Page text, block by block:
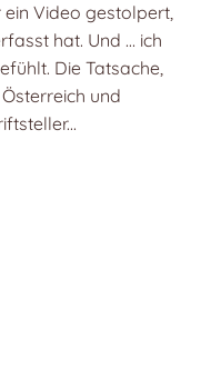
Video gestolpert,
hat. Und … ich
Die Tatsache,
und